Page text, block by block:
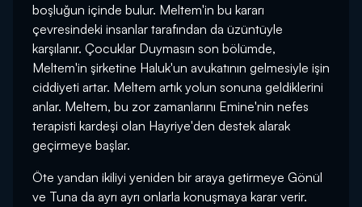
boşluğun içinde bulur. Meltem'in bu kararı
çevresindeki insanlar tarafından da üzüntüyle
karşılanır. Çocuklar Duymasın son bölümde,
Meltem'in şirketine Haluk'un avukatının gelmesiyle işin
ciddiyeti artar. Meltem artık yolun sonuna geldiklerini
anlar. Meltem, bu zor zamanlarını Emine'nin nefes
terapisti kardeşi olan Hayriye'den destek alarak
geçirmeye başlar.
Öte yandan ikiliyi yeniden bir araya getirmeye Gönül
ve Tuna da ayrı ayrı onlarla konuşmaya karar verir.